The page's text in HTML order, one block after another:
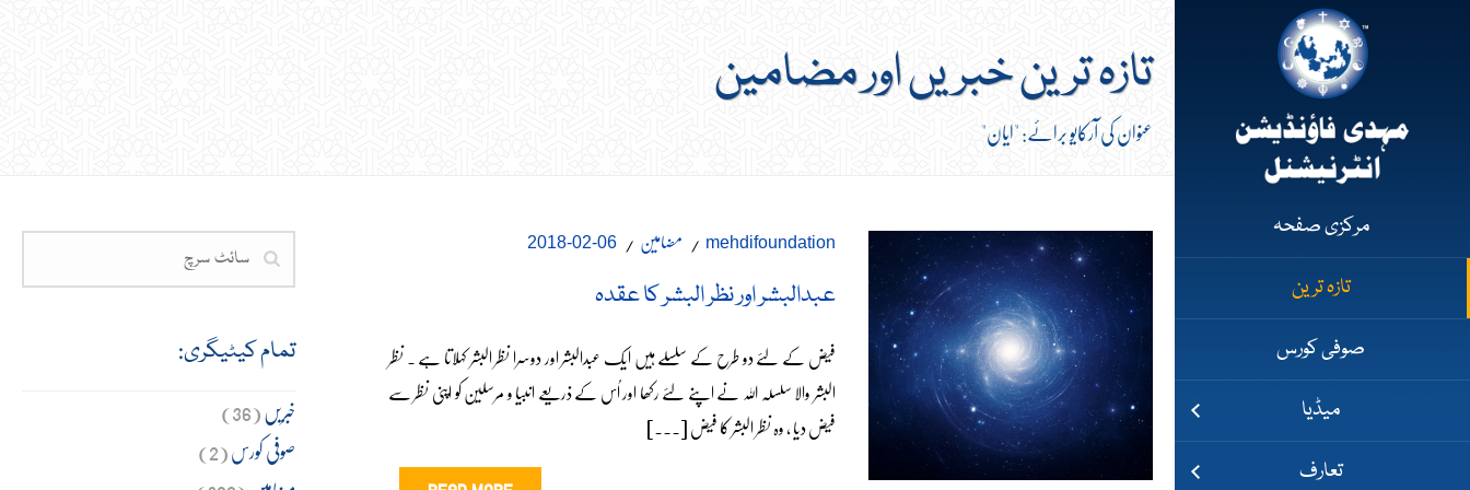
مرکزی صفحہ
تازہ ترین
صوفی کورس
میڈیا
تعارف
تازہ ترین خبریں اور مضامین
عنوان کی آرکایو برائے: "ایان"
mehdifoundation مضامین 06-02-2018
عبدالبشر اور نظر البشر کا عقدہ
فیض کے لئے دو طرح کے سلسلے ہیں ایک عبدالبشر اور دوسرا نظر البشر کہلاتا ہے ۔ نظر
البشر والا سلسلہ اللہ نے اپنے لئے رکھا اور اُس کے ذریعے انبیا و مرسلین کو اپنی نظر سے
فیض دیا ، وہ نظر البشر کا فیض [...]
تمام کیٹیگری:
خبریں(36)
صوفی کورس(2)